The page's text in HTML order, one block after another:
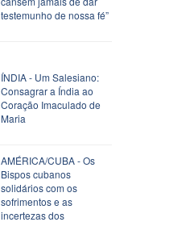
testemunho de nossa fé”
ÍNDIA - Um Salesiano:
Consagrar a Índia ao
Coração Imaculado de
Maria
AMÉRICA/CUBA - Os
Bispos cubanos
solidários com os
sofrimentos e as
incertezas dos